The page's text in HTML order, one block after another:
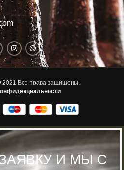
2021 Все права защищены.
И МЫ С